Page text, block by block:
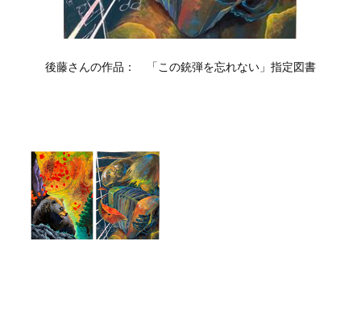
後藤さんの作品： 「この銃弾を忘れない」指定図書